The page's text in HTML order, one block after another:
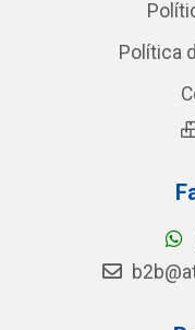
Política